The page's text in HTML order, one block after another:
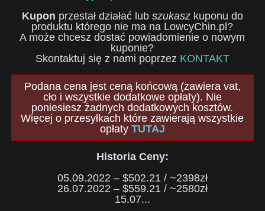
Kupon przestał działać lub szukaszkuponu do
produktu którego nie ma na LowcyChin.pl?
A może chcesz dostać powiadomienie o nowym
kuponie?
Skontaktuj się z nami poprzez KONTAKT
Podana cena jest ceną końcową (zawiera vat,
cło i wszystkie dodatkowe opłaty). Nie
poniesiesz żadnych dodatkowych kosztów.
Więcej o przesyłkach które zawierają wszystkie
opłaty TUTAJ
Historia Ceny:
05.09.2022 – $502.21 / ~2398zł
26.07.2022 – $559.21 / ~2580zł
15.07...